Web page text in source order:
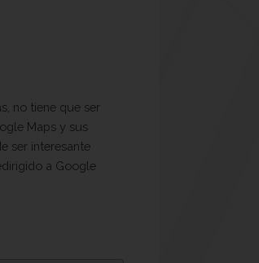
no tiene que ser
Maps y sus
ser interesante
a Google